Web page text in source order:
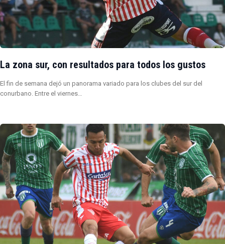
La zona sur, con resultados para todos los gustos
El fin de semana dejó un panorama variado para los clubes del sur del
conurbano. Entre el viernes…